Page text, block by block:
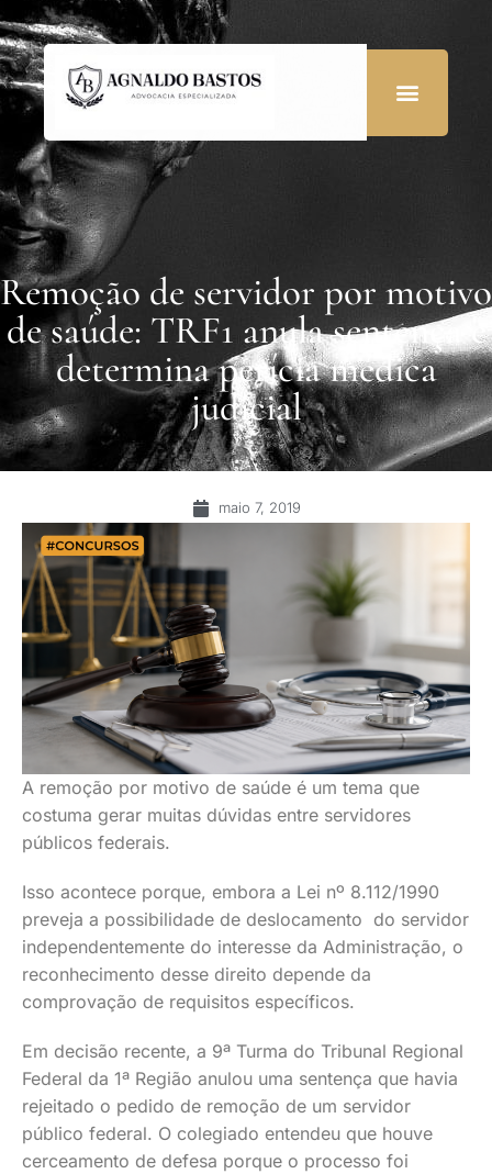
Remoção de servidor por motivo
de saúde: TRF1 anula sentença e
determina perícia médica
judicial
maio 7, 2019
A remoção por motivo de saúde é um tema que
costuma gerar muitas dúvidas entre servidores
públicos federais.
Isso acontece porque, embora a Lei nº 8.112/1990
preveja a possibilidade de deslocamento do servidor
independentemente do interesse da Administração, o
reconhecimento desse direito depende da
comprovação de requisitos específicos.
Em decisão recente, a 9ª Turma do Tribunal Regional
Federal da 1ª Região anulou uma sentença que havia
rejeitado o pedido de remoção de um servidor
público federal. O colegiado entendeu que houve
cerceamento de defesa porque o processo foi